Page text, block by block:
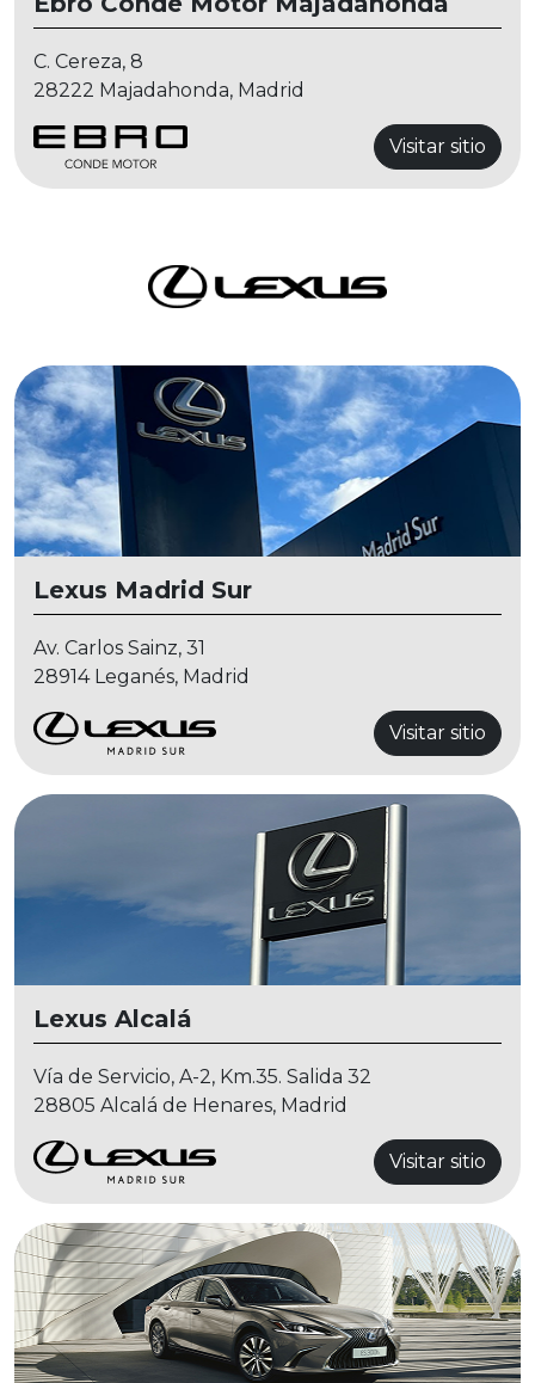
C. Cereza, 8
28222 Majadahonda, Madrid
Visitar sitio
Lexus Madrid Sur
Av. Carlos Sainz, 31
28914 Leganés, Madrid
Visitar sitio
Lexus Alcalá
Vía de Servicio, A-2, Km.35. Salida 32
28805 Alcalá de Henares, Madrid
Visitar sitio